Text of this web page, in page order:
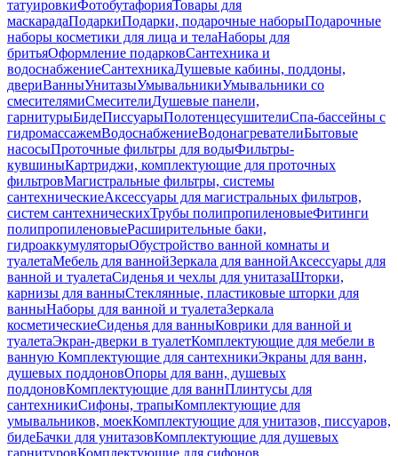
татуировкиФотобутафорияТовары для
маскарадаПодаркиПодарки, подарочные наборыПодарочные
наборы косметики для лица и телаНаборы для
бритьяОформление подарковСантехника и
водоснабжениеСантехникаДушевые кабины, поддоны,
двериВанныУнитазыУмывальникиУмывальники со
смесителямиСмесителиДушевые панели,
гарнитурыБидеПиссуарыПолотенцесушителиСпа-бассейны с
гидромассажемВодоснабжениеВодонагревателиБытовые
насосыПроточные фильтры для водыФильтры-
кувшиныКартриджи, комплектующие для проточных
фильтровМагистральные фильтры, системы
сантехническиеАксессуары для магистральных фильтров,
систем сантехническихТрубы полипропиленовыеФитинги
полипропиленовыеРасширительные баки,
гидроаккумуляторыОбустройство ванной комнаты и
туалетаМебель для ваннойЗеркала для ваннойАксессуары для
ванной и туалетаСиденья и чехлы для унитазаШторки,
карнизы для ванныСтеклянные, пластиковые шторки для
ванныНаборы для ванной и туалетаЗеркала
косметическиеСиденья для ванныКоврики для ванной и
туалетаЭкран-дверки в туалетКомплектующие для мебели в
ванную Комплектующие для сантехникиЭкраны для ванн,
душевых поддоновОпоры для ванн, душевых
поддоновКомплектующие для ваннПлинтусы для
сантехникиСифоны, трапыКомплектующие для
умывальников, моекКомплектующие для унитазов, писсуаров,
бидеБачки для унитазовКомплектующие для душевых
гарнитуровКомплектующие для сифонов,